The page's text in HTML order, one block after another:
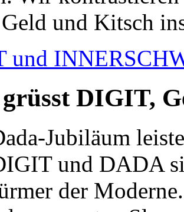
und Kitsch
und
DIGIT,
Jubiläum
und DADA
der